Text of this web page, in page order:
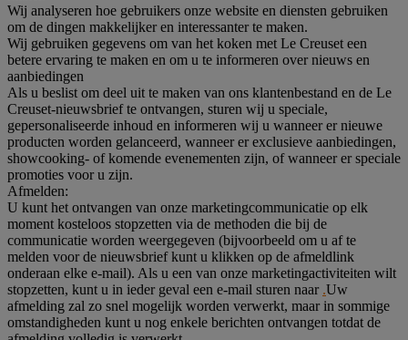
Wij analyseren hoe gebruikers onze website en diensten gebruiken
om de dingen makkelijker en interessanter te maken.
Wij gebruiken gegevens om van het koken met Le Creuset een
betere ervaring te maken en om u te informeren over nieuws en
aanbiedingen
Als u beslist om deel uit te maken van ons klantenbestand en de Le
Creuset-nieuwsbrief te ontvangen, sturen wij u speciale,
gepersonaliseerde inhoud en informeren wij u wanneer er nieuwe
producten worden gelanceerd, wanneer er exclusieve aanbiedingen,
showcooking- of komende evenementen zijn, of wanneer er speciale
promoties voor u zijn.
Afmelden:
U kunt het ontvangen van onze marketingcommunicatie op elk
moment kosteloos stopzetten via de methoden die bij de
communicatie worden weergegeven (bijvoorbeeld om u af te
melden voor de nieuwsbrief kunt u klikken op de afmeldlink
onderaan elke e-mail). Als u een van onze marketingactiviteiten wilt
stopzetten, kunt u in ieder geval een e-mail sturen naar .Uw
afmelding zal zo snel mogelijk worden verwerkt, maar in sommige
omstandigheden kunt u nog enkele berichten ontvangen totdat de